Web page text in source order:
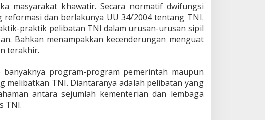
masyarakat khawatir. Secara normatif dwifungsi
reformasi dan berlakunya UU 34/2004 tentang TNI.
praktik pelibatan TNI dalam urusan-urusan sipil
Bahkan menampakkan kecenderungan menguat
terakhir.
program-program pemerintah maupun
melibatkan TNI. Diantaranya adalah pelibatan yang
antara sejumlah kementerian dan lembaga
TNI.